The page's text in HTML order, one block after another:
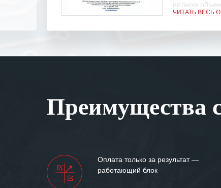
полном
Мы высоко
«555» долгих
ЧИТАТЬ ВЕСЬ
Преимущества
Оплата только за результат —
работающий блок